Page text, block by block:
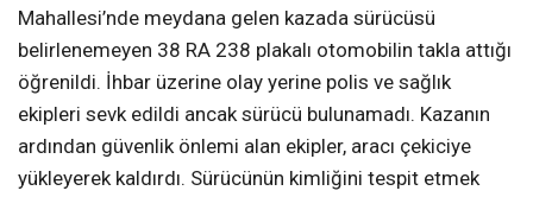
Mahallesi’nde meydana gelen kazada sürücüsü
belirlenemeyen 38 RA 238 plakalı otomobilin takla attığı
öğrenildi. İhbar üzerine olay yerine polis ve sağlık
ekipleri sevk edildi ancak sürücü bulunamadı. Kazanın
ardından güvenlik önlemi alan ekipler, aracı çekiciye
yükleyerek kaldırdı. Sürücünün kimliğini tespit etmek